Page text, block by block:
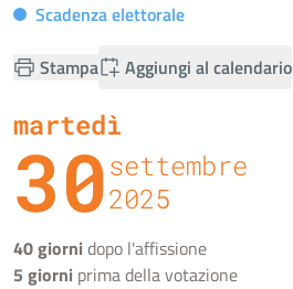
Scadenza elettorale
Stampa
Aggiungi al calendario
martedì
30settembre
2025
40 giorni dopo l'affissione
5 giorni prima della votazione